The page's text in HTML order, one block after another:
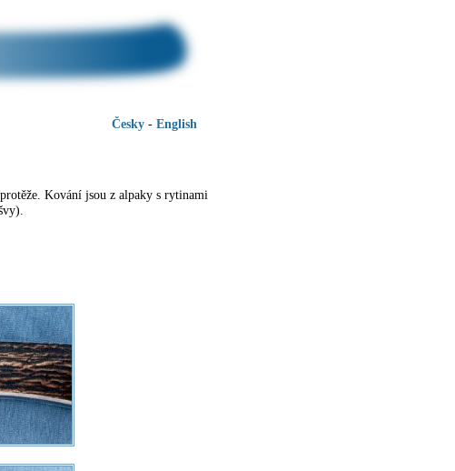
Česky - English
Kování jsou z alpaky s rytinami